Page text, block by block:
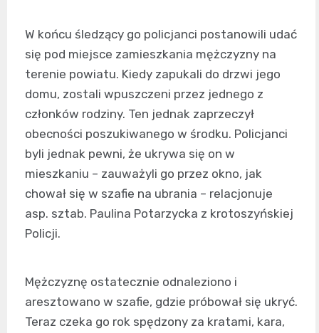
W końcu śledzący go policjanci postanowili udać
się pod miejsce zamieszkania mężczyzny na
terenie powiatu. Kiedy zapukali do drzwi jego
domu, zostali wpuszczeni przez jednego z
członków rodziny. Ten jednak zaprzeczył
obecności poszukiwanego w środku. Policjanci
byli jednak pewni, że ukrywa się on w
mieszkaniu – zauważyli go przez okno, jak
chował się w szafie na ubrania – relacjonuje
asp. sztab. Paulina Potarzycka z krotoszyńskiej
Policji.
Mężczyznę ostatecznie odnaleziono i
aresztowano w szafie, gdzie próbował się ukryć.
Teraz czeka go rok spędzony za kratami, kara,